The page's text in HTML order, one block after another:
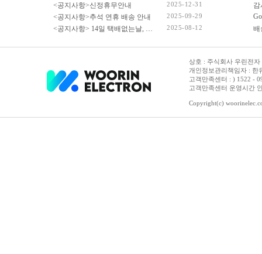
<공지사항>신정휴무안내 2025-12-31
<공지사항>추석 연휴 배송 안내 2025-09-29
<공지사항> 14일 택배없는날, 광복절 휴무 배송 안내 2025-08-12
감
상호 : 주식회사 우린전
개인정보관리책임자 : 한
고객만족센터 : ) 1522 -
고객만족센터 운영시간
Copyright(c)